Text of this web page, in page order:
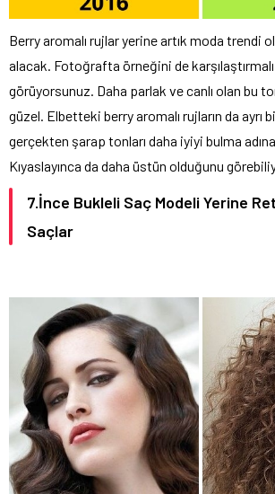
Berry aromalı rujlar yerine artık moda trendi
alacak. Fotoğrafta örneğini de
görüyorsunuz. Daha parlak ve canlı olan bu
güzel. Elbetteki berry aromalı rujların da ayrı
gerçekten şarap tonları daha iyiyi bulma
Kıyaslayınca da daha üstün olduğunu
7.İnce Bukleli Saç Modeli Yerine
Saçlar